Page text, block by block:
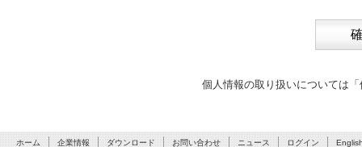
個人情報の取り扱いについては
ホーム 企業情報 ダウンロード お問い合わせ ニュース ログイン